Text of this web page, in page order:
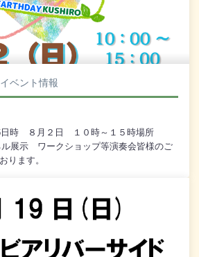
イベント情報
日時 ８月２日 １０時～１５時場所
展示 ワークショップ等演奏会皆様のご
ります。